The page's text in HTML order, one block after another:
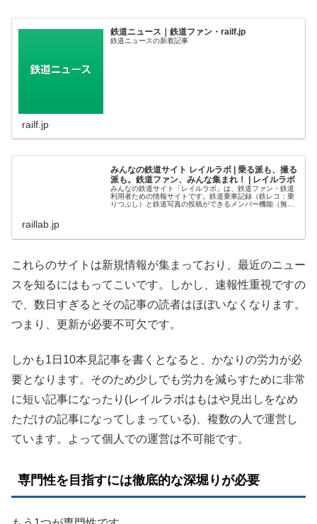
鉄道ニュース｜鉄道ファン・railf.jp
鉄道ニュースの新着記事
railf.jp
みんなの鉄道サイト レイルラボ | 乗る派も、撮る
派も。鉄道ファン、みんな集まれ！ | レイルラボ
みんなの鉄道サイト「レイルラボ」は、鉄道ファン・鉄道
利用者ための情報サイトです。鉄道乗車記録（鉄レコ：乗
りつぶし）と鉄道写真の投稿ができるメンバー機能（無
raillab.jp
これらのサイトは新規情報が集まっており、最近のニュー
スを知るにはもってこいです。しかし、速報性重視ですの
で、数日すぎるとその記事の読者はほぼいなくなります。
つまり、更新が必要不可欠です。
しかも1日10本見記事を書くとなると、かなりの労力が必
要となります。そのため少しでも労力を減らすために非常
に短い記事になったり(レイルラボはもはや見出しをなめ
ただけの記事になってしまっている)、複数の人で運営し
ています。よって個人での運営は不可能です。
専門性を目指すには徹底的な深堀りが必要